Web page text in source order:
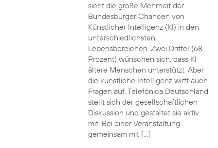
sieht die große Mehrheit der
Bundesbürger Chancen von
Künstlicher Intelligenz (KI) in den
unterschiedlichsten
Lebensbereichen. Zwei Drittel (68
Prozent) wünschen sich, dass KI
ältere Menschen unterstützt. Aber
die künstliche Intelligenz wirft auch
Fragen auf. Telefónica Deutschland
stellt sich der gesellschaftlichen
Diskussion und gestaltet sie aktiv
mit. Bei einer Veranstaltung
gemeinsam mit […]